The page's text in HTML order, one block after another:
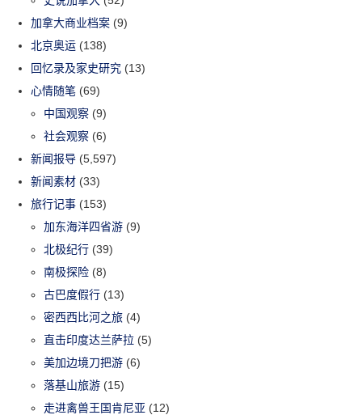
加拿大商业档案 (9)
北京奥运 (138)
回忆录及家史研究 (13)
心情随笔 (69)
中国观察 (9)
社会观察 (6)
新闻报导 (5,597)
新闻素材 (33)
旅行记事 (153)
加东海洋四省游 (9)
北极纪行 (39)
南极探险 (8)
古巴度假行 (13)
密西西比河之旅 (4)
直击印度达兰萨拉 (5)
美加边境刀把游 (6)
落基山旅游 (15)
走进禽兽王国肯尼亚 (12)